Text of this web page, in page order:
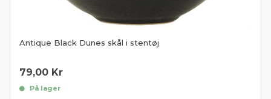
Antique Black Dunes skål i stentøj
79,00 Kr
På lager